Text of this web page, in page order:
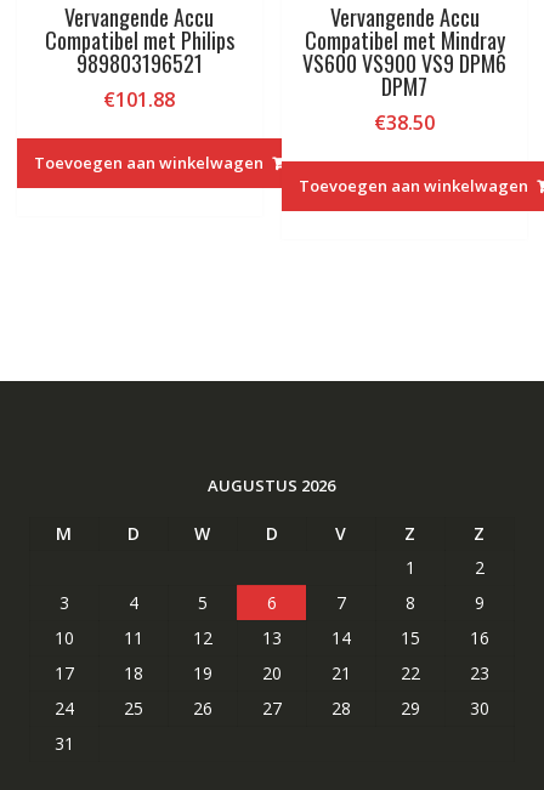
Vervangende Accu
Compatibel met Philips
989803196521
€101.88
Toevoegen aan winkelwagen
Vervangende Accu
Compatibel met Mindray
VS600 VS900 VS9 DPM6
DPM7
€38.50
Toevoegen aan winkelwagen
AUGUSTUS 2026
M D W D V Z
Z
1
2
3
4 5 6 7 8
9
10
11 12 13 14 15
16
17
18 19 20 21 22
23
24
25 26 27 28 29
30
31